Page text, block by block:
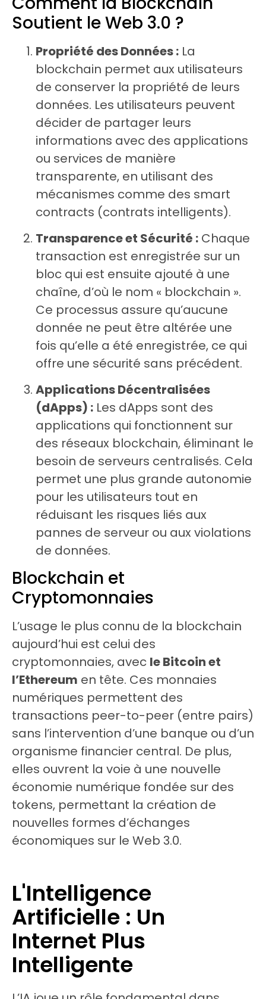
Soutient le Web 3.0 ?
Propriété des Données : La
blockchain permet aux utilisateurs
de conserver la propriété de leurs
données. Les utilisateurs peuvent
décider de partager leurs
informations avec des applications
ou services de manière
transparente, en utilisant des
mécanismes comme des smart
contracts (contrats intelligents).
Transparence et Sécurité : Chaque
transaction est enregistrée sur un
bloc qui est ensuite ajouté à une
chaîne, d’où le nom « blockchain ».
Ce processus assure qu’aucune
donnée ne peut être altérée une
fois qu’elle a été enregistrée, ce qui
offre une sécurité sans précédent.
Applications Décentralisées
(dApps) : Les dApps sont des
applications qui fonctionnent sur
des réseaux blockchain, éliminant le
besoin de serveurs centralisés. Cela
permet une plus grande autonomie
pour les utilisateurs tout en
réduisant les risques liés aux
pannes de serveur ou aux violations
de données.
Blockchain et
Cryptomonnaies
L’usage le plus connu de la blockchain
aujourd’hui est celui des
cryptomonnaies, avec le Bitcoin et
l’Ethereum en tête. Ces monnaies
numériques permettent des
transactions peer-to-peer (entre pairs)
sans l’intervention d’une banque ou d’un
organisme financier central. De plus,
elles ouvrent la voie à une nouvelle
économie numérique fondée sur des
tokens, permettant la création de
nouvelles formes d’échanges
économiques sur le Web 3.0.
L'Intelligence
Artificielle : Un
Internet Plus
Intelligente